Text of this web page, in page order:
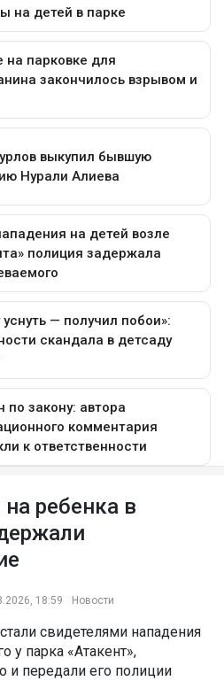
ребенка в
18:59 Новости
свидетелями нападения
у парка «Атакент»,
и передали его полиции